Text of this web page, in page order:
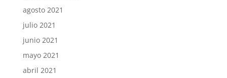
agosto 2021
julio 2021
junio 2021
mayo 2021
abril 2021